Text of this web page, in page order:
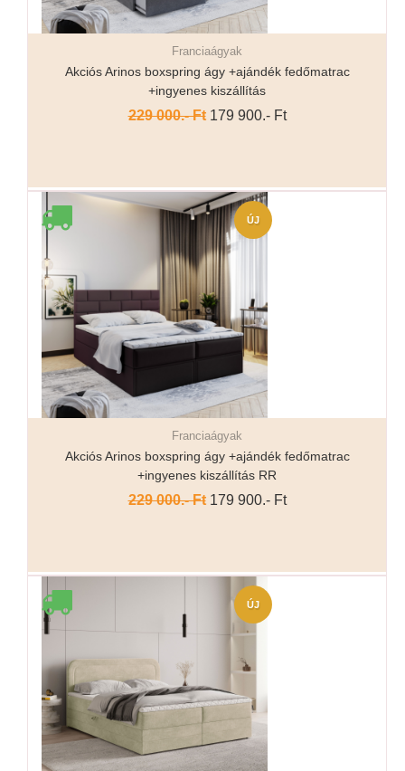
Részletek...Franciaágyak
Akciós Arinos boxspring ágy +ajándék fedőmatrac
+ingyenes kiszállítás
229 000.- Ft179 900.- Ft
ÚJ
Részletek...Franciaágyak
Akciós Arinos boxspring ágy +ajándék fedőmatrac
+ingyenes kiszállítás RR
229 000.- Ft179 900.- Ft
ÚJ